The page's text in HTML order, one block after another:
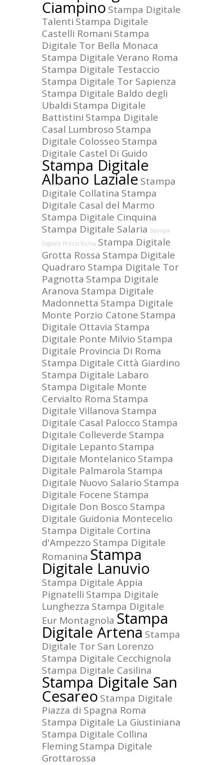
Ciampino Stampa Digitale
Talenti Stampa Digitale
Castelli Romani Stampa
Digitale Tor Bella Monaca
Stampa Digitale Verano Roma
Stampa Digitale Testaccio
Stampa Digitale Tor Sapienza
Stampa Digitale Baldo degli
Ubaldi Stampa Digitale
Battistini Stampa Digitale
Casal Lumbroso Stampa
Digitale Colosseo Stampa
Digitale Castel Di Guido
Stampa Digitale
Albano Laziale Stampa
Digitale Collatina Stampa
Digitale Casal del Marmo
Stampa Digitale Cinquina
Stampa Digitale Salaria Stampa
Digitale Prezzi Roma Stampa Digitale
Grotta Rossa Stampa Digitale
Quadraro Stampa Digitale Tor
Pagnotta Stampa Digitale
Aranova Stampa Digitale
Madonnetta Stampa Digitale
Monte Porzio Catone Stampa
Digitale Ottavia Stampa
Digitale Ponte Milvio Stampa
Digitale Provincia Di Roma
Stampa Digitale Città Giardino
Stampa Digitale Labaro
Stampa Digitale Monte
Cervialto Roma Stampa
Digitale Villanova Stampa
Digitale Casal Palocco Stampa
Digitale Colleverde Stampa
Digitale Lepanto Stampa
Digitale Montelanico Stampa
Digitale Palmarola Stampa
Digitale Nuovo Salario Stampa
Digitale Focene Stampa
Digitale Don Bosco Stampa
Digitale Guidonia Montecelio
Stampa Digitale Cortina
d'Ampezzo Stampa Digitale
Romanina Stampa
Digitale Lanuvio
Stampa Digitale Appia
Pignatelli Stampa Digitale
Lunghezza Stampa Digitale
Eur Montagnola Stampa
Digitale Artena Stampa
Digitale Tor San Lorenzo
Stampa Digitale Cecchignola
Stampa Digitale Casilina
Stampa Digitale San
Cesareo Stampa Digitale
Piazza di Spagna Roma
Stampa Digitale La Giustiniana
Stampa Digitale Collina
FlemingStampa Digitale
Grottarossa